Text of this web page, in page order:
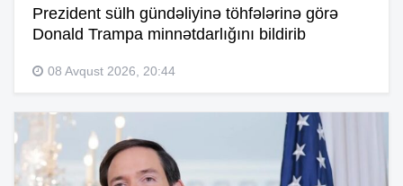
Prezident sülh gündəliyinə töhfələrinə görə
Donald Trampa minnətdarlığını bildirib
08 Avqust 2026, 20:44